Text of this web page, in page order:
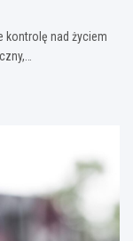
kontrolę nad życiem